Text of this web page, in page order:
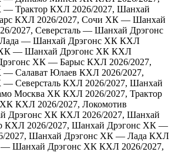
— Трактор КХЛ 2026/2027, Шанхай
КХЛ 2026/2027, Сочи ХК — Шанхай
2027, Северсталь — Шанхай Дрэгонс
— Шанхай Дрэгонс ХК КХЛ
ХК — Шанхай Дрэгонс ХК КХЛ
ХК — Барыс КХЛ 2026/2027,
Салават Юлаев КХЛ 2026/2027,
Северсталь КХЛ 2026/2027, Шанхай
Москва ХК КХЛ 2026/2027, Трактор
ХК КХЛ 2026/2027, Локомотив
Дрэгонс ХК КХЛ 2026/2027, Шанхай
КХЛ 2026/2027, Шанхай Дрэгонс ХК —
2027, Шанхай Дрэгонс ХК — Лада КХЛ
— Шанхай Дрэгонс ХК КХЛ 2026/2027,